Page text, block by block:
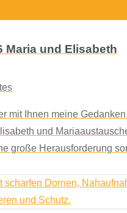
Maria und Elisabeth
mit Ihnen meine
und
große Herausforderung